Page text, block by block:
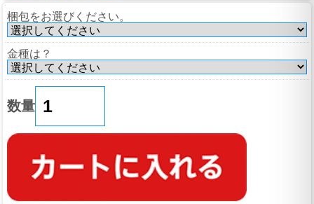
梱包をお選びください。
金種は？
数量